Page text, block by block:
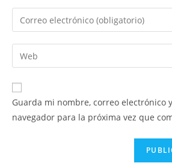
nombre
de
usuario
para
comentar
Introduce
tu
dirección
de
electrónico
para
comentar
Introduce
la
URL
de
Guarda mi nombre, correo electrónico
navegador para la próxima vez que